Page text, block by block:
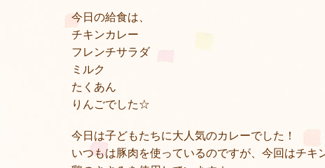
今日の給食は、
チキンカレー
フレンチサラダ
ミルク
たくあん
りんごでした☆
今日は子どもたちに大人気のカレーでした！
いつもは豚肉を使っているのですが、今回はチキ